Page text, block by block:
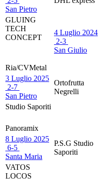
San Pietro
4 Luglio 2024
2-3
San Giulio
GLUING
TECH
CONCEPT
Ria/CVMetal
3 Luglio 2025
2-7
San Pietro
Ortofrutta
Negrelli
Studio Saporiti
Panoramix
8 Luglio 2025
6-5
Santa Maria
P.S.G Studio
Saporiti
VATOS
LOCOS